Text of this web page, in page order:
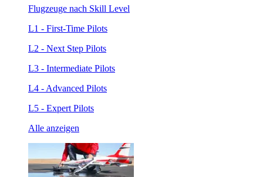
Flugzeuge nach Skill Level
L1 - First-Time Pilots
L2 - Next Step Pilots
L3 - Intermediate Pilots
L4 - Advanced Pilots
L5 - Expert Pilots
Alle anzeigen